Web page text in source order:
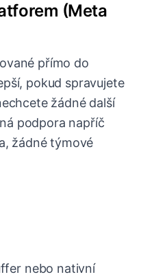
(Meta
přímo do
pokud spravujete
žádné další
podpora napříč
žádné týmové
nebo nativní